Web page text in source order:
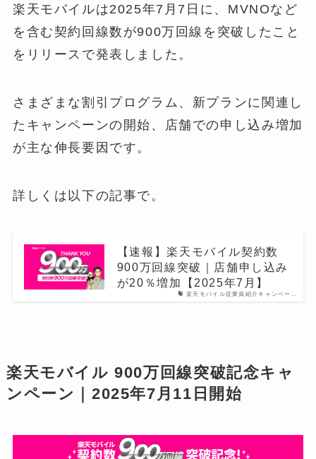
楽天モバイルは2025年7月7日に、MVNOなど
を含む契約回線数が900万回線を突破したこと
をリリースで発表しました。
さまざまな割引プログラム、新プランに関連し
たキャンペーンの開始、店舗での申し込み増加
が主な伸長要因です。
詳しくは以下の記事で。
楽天モバイル従業員紹介キャンペー…
【速報】楽天モバイル契約数
900万回線突破｜店舗申し込み
が20％増加【2025年7月】
楽天モバイル 900万回線突破記念キャ
ンペーン｜2025年7月11日開始